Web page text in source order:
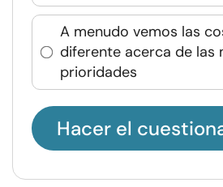
A menudo vemos las
diferente acerca de las
prioridades
Hacer el